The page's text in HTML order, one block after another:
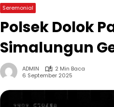
Seremonial
Polsek Dolok
Simalungun
ADMIN
2 Min Baca
6 September 2025